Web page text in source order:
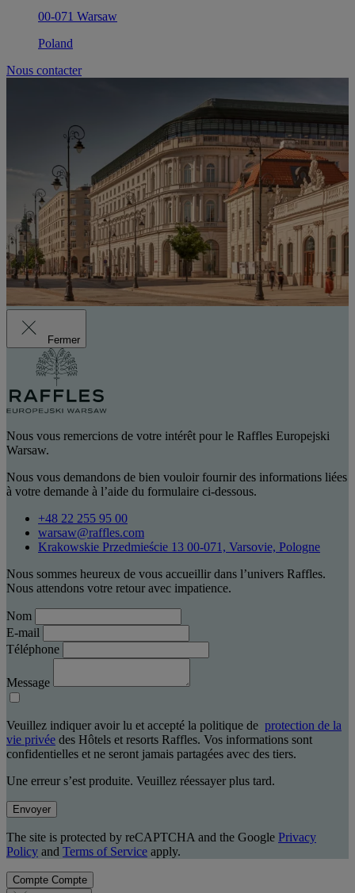
00-071 Warsaw
Poland
Nous contacter
Fermer
Nous vous remercions de votre intérêt pour le Raffles Europejski
Warsaw.
Nous vous demandons de bien vouloir fournir des informations liées
à votre demande à l’aide du formulaire ci-dessous.
+48 22 255 95 00
warsaw@raffles.com
Krakowskie Przedmieście 13 00-071, Varsovie, Pologne
Nous sommes heureux de vous accueillir dans l’univers Raffles.
Nous attendons votre retour avec impatience.
Nom
E-mail
Téléphone
Message
Veuillez indiquer avoir lu et accepté la politique de protection de la
vie privée des Hôtels et resorts Raffles. Vos informations sont
confidentielles et ne seront jamais partagées avec des tiers.
Une erreur s’est produite. Veuillez réessayer plus tard.
Envoyer
The site is protected by reCAPTCHA and the Google Privacy
Policy and Terms of Service apply.
Compte Compte